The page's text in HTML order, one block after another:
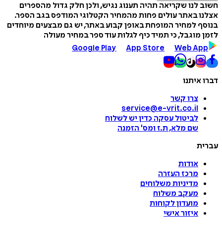
חשוב לנו שקריאה תהיה תענוג נגיש, ולכן חלק גדול מהספרים
אצלנו באתר עולים פחות מהמחיר הקטלוגי המודפס בגב הספר.
בנוסף למחיר המופחת באופן קבוע באתר, יש גם מבצעים מיוחדים
לזמן מוגבל, כי תמיד כיף לגלות עוד ספר במחיר מעולה
Google Play
App Store Web App
דברו איתנו
צרו קשר
service@e-vrit.co.il
לביטול עסקה כדין יש לשלוח
שם מלא, ת.ז ומס' הזמנה
עברית
אודות
מרכז העזרה
מדיניות משלוחים
מעקב משלוח
מועדון לקוחות
איזור אישי